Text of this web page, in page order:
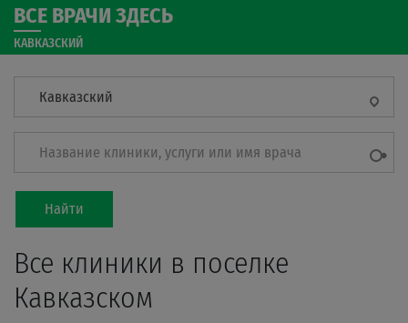
ВСЕ ВРАЧИ ЗДЕСЬ
КАВКАЗСКИЙ
Кавказский
Название клиники, услуги или имя врача
Найти
Все клиники в поселке
Кавказском